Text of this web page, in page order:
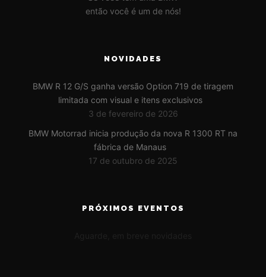
então você é um de nós!
NOVIDADES
BMW R 12 G/S ganha versão Option 719 de tiragem
limitada com visual e itens exclusivos
3 de fevereiro de 2026
BMW Motorrad inicia produção da nova R 1300 RT na
fábrica de Manaus
17 de outubro de 2025
PRÓXIMOS EVENTOS